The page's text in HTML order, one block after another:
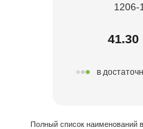
1206-
41.30
в
Полный список наименований